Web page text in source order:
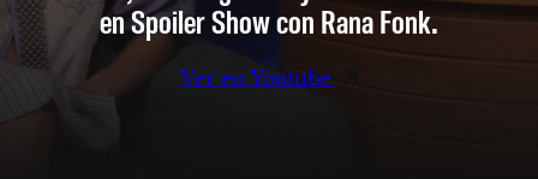
en Spoiler Show con Rana Fonk.
Ver en Youtube